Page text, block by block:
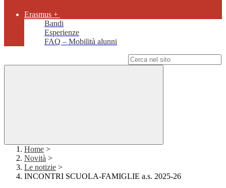
Erasmus +
Bandi
Esperienze
FAQ – Mobilità alunni
Home >
Novità >
Le notizie >
INCONTRI SCUOLA-FAMIGLIE a.s. 2025-26